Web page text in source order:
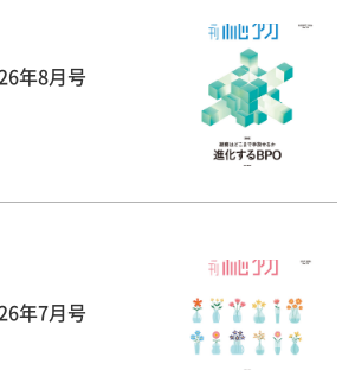
年8月号
年7月号